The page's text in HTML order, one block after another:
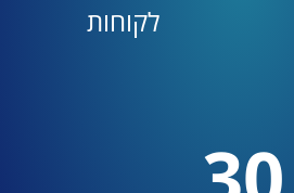
לקוחות